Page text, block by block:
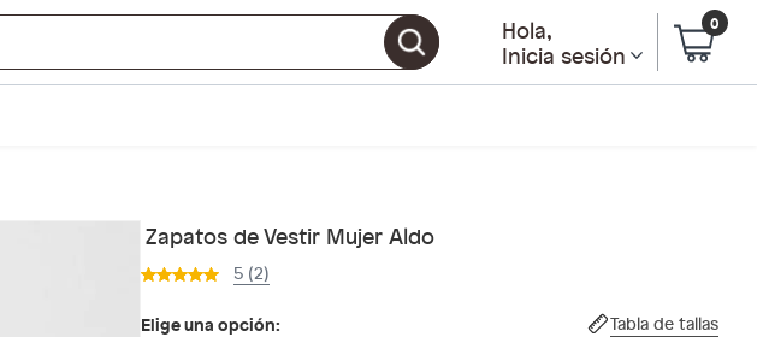
e
B
Hola,
Inicia sesión
0
Zapatos de Vestir Mujer Aldo
5 (2)
Elige una opción: Tabla de tallas